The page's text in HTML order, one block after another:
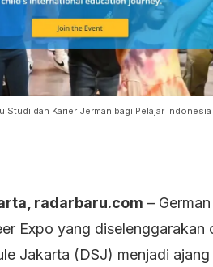
Studi dan Karier Jerman bagi Pelajar Indonesia
radarbaru.com –
Expo yang diselenggarakan
Jakarta (DSJ) menjadi